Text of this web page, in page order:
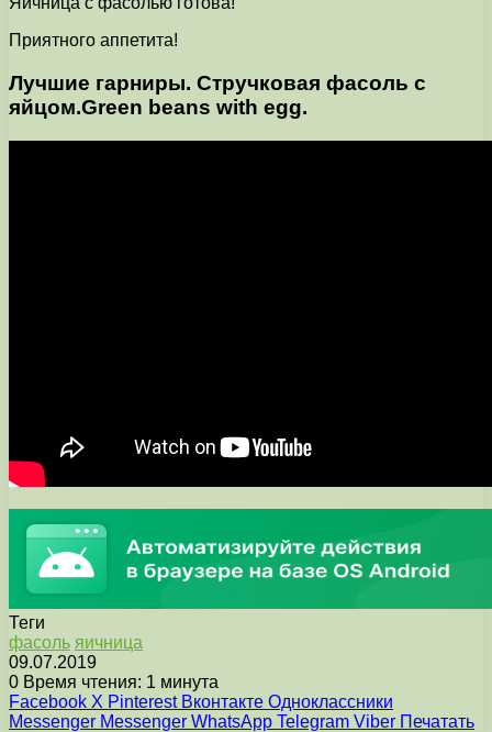
Приятного аппетита!
Лучшие гарниры. Стручковая фасоль с
яйцом.Green beans with egg.
Теги
фасоль яичница
09.07.2019
0 Время чтения: 1 минута
Facebook X Pinterest Вконтакте Одноклассники
Messenger Messenger WhatsApp Telegram Viber Печатать